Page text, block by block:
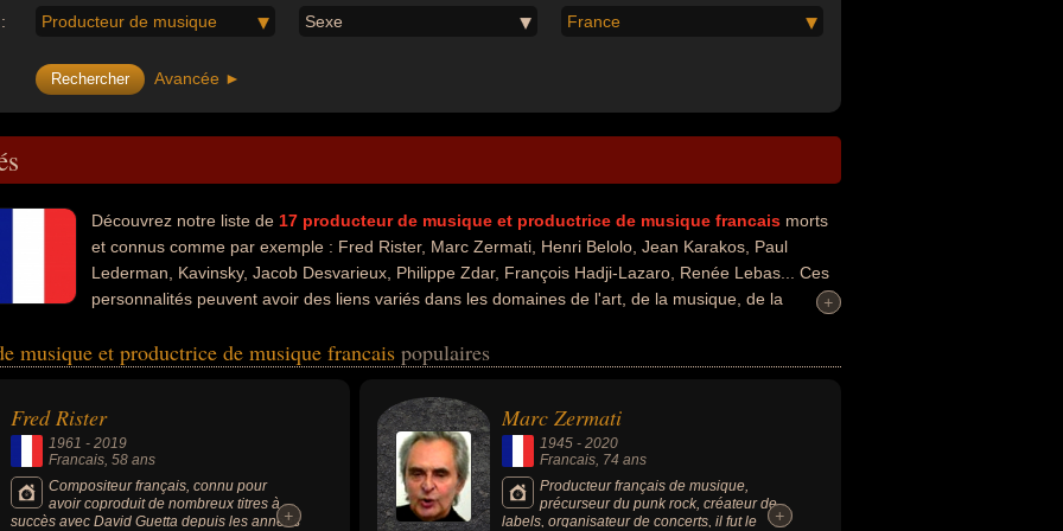
Producteur de musique Sexe France
Avancée ►
Découvrez notre liste de 17 producteur de musique et productrice de musique francais morts
et connus comme par exemple : Fred Rister, Marc Zermati, Henri Belolo, Jean Karakos, Paul
Lederman, Kavinsky, Jacob Desvarieux, Philippe Zdar, François Hadji-Lazaro, Renée Lebas... Ces
personnalités peuvent avoir des liens variés dans les domaines de l'art, de la musique, de la
animateur, animateur de radio, artiste, dj, homme d'affaire, producteur, punk, imprésario, producteur de
chanteur de rock, compositeur de rock, parolier, victime ou victime de déportation.
+
+
musique et productrice de musique francais populaires
Fred Rister
1961 - 2019
Francais, 58 ans
Compositeur français, connu pour
avoir coproduit de nombreux titres à
succès avec David Guetta depuis les années
+
+
Marc Zermati
1945 -2020
Francais, 74 ans
Producteur français de musique,
précurseur du punk rock, créateur de
labels, organisateur de concerts, il fut le
+
+